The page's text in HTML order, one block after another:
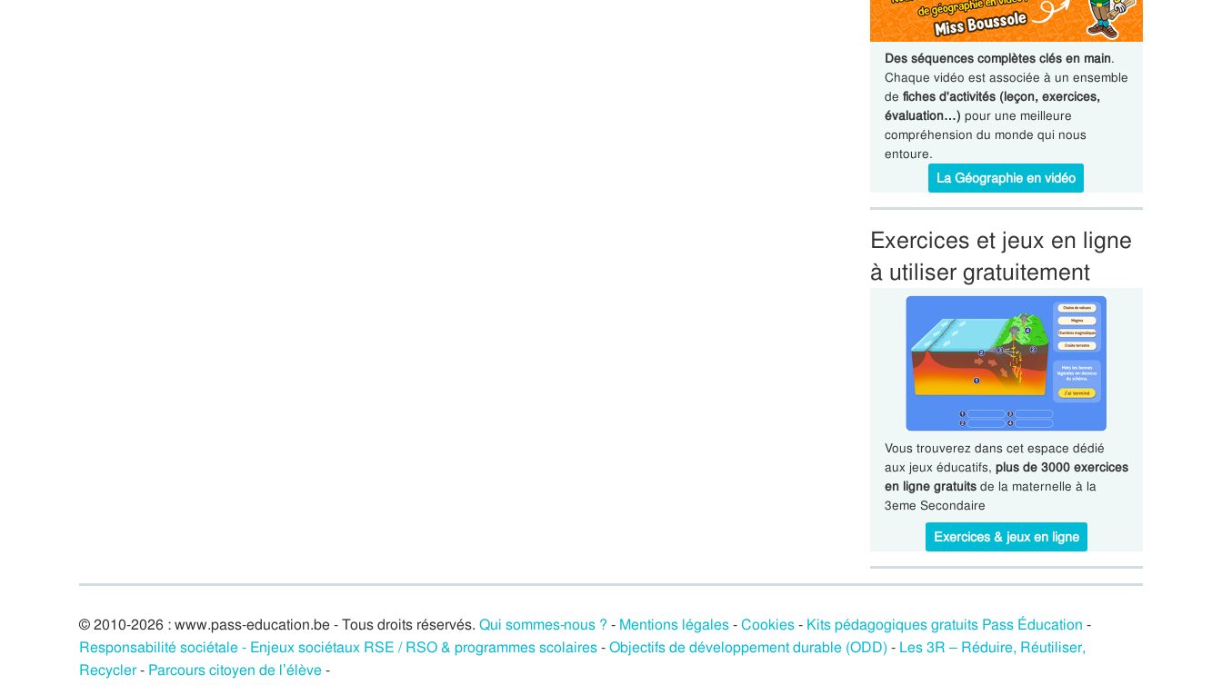
Des séquences complètes clés en main.
Chaque vidéo est associée à un ensemble
de fiches d'activités (leçon, exercices,
évaluation…) pour une meilleure
compréhension du monde qui nous
entoure.
La Géographie en vidéo
Exercices et jeux en ligne
à utiliser gratuitement
Vous trouverez dans cet espace dédié
aux jeux éducatifs, plus de 3000 exercices
en ligne gratuitsde la maternelle à la
3eme Secondaire
Exercices & jeux en ligne
© 2010-2026 : www.pass-education.be - Tous droits réservés. Qui sommes-nous ? - Mentions légales-Cookies- Kits pédagogiques gratuits Pass Éducation -
Responsabilité sociétale - Enjeux sociétaux RSE / RSO & programmes scolaires-Objectifs de développement durable (ODD) - Les 3R – Réduire, Réutiliser,
Recycler- Parcours citoyen de l’élève-